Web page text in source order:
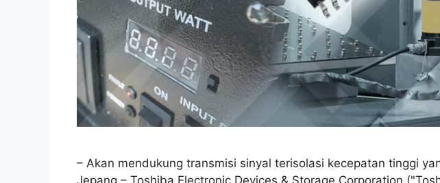
– Akan mendukung transmisi sinyal terisolasi kecepatan tinggi